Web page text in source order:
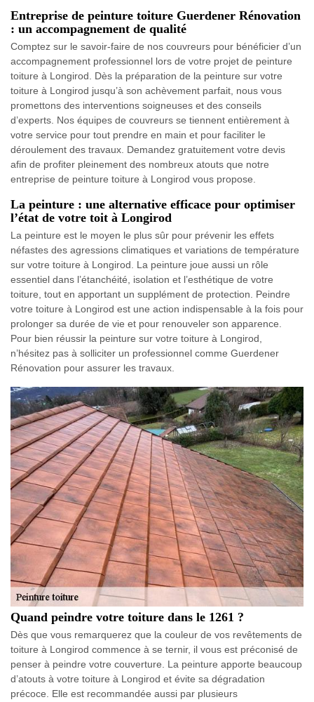
Entreprise de peinture toiture Guerdener Rénovation
: un accompagnement de qualité
Comptez sur le savoir-faire de nos couvreurs pour bénéficier d’un
accompagnement professionnel lors de votre projet de peinture
toiture à Longirod. Dès la préparation de la peinture sur votre
toiture à Longirod jusqu’à son achèvement parfait, nous vous
promettons des interventions soigneuses et des conseils
d’experts. Nos équipes de couvreurs se tiennent entièrement à
votre service pour tout prendre en main et pour faciliter le
déroulement des travaux. Demandez gratuitement votre devis
afin de profiter pleinement des nombreux atouts que notre
entreprise de peinture toiture à Longirod vous propose.
La peinture : une alternative efficace pour optimiser
l’état de votre toit à Longirod
La peinture est le moyen le plus sûr pour prévenir les effets
néfastes des agressions climatiques et variations de température
sur votre toiture à Longirod. La peinture joue aussi un rôle
essentiel dans l’étanchéité, isolation et l’esthétique de votre
toiture, tout en apportant un supplément de protection. Peindre
votre toiture à Longirod est une action indispensable à la fois pour
prolonger sa durée de vie et pour renouveler son apparence.
Pour bien réussir la peinture sur votre toiture à Longirod,
n’hésitez pas à solliciter un professionnel comme Guerdener
Rénovation pour assurer les travaux.
Quand peindre votre toiture dans le 1261 ?
Dès que vous remarquerez que la couleur de vos revêtements de
toiture à Longirod commence à se ternir, il vous est préconisé de
penser à peindre votre couverture. La peinture apporte beaucoup
d’atouts à votre toiture à Longirod et évite sa dégradation
précoce. Elle est recommandée aussi par plusieurs